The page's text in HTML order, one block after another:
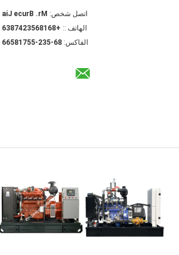
اتصل شخص: Mr. Bruce Jia
الهاتف :: +8618653247836
الفاكس: 86-532-55718566